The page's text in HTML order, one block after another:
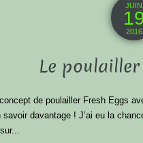
JUIN
2016
Le poulailler
de poulailler Fresh Eggs
savoir davantage ! J’ai eu la